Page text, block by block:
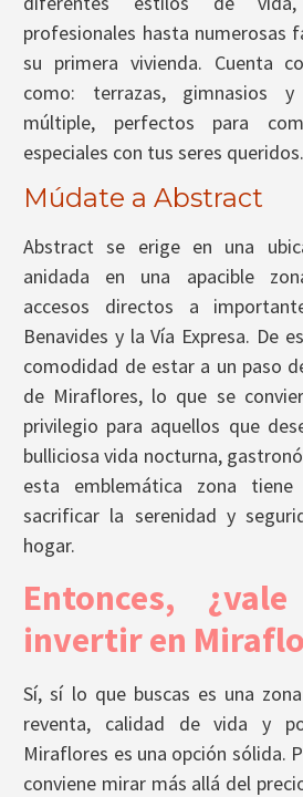
profesionales hasta numerosas
su primera vivienda. Cuenta
como: terrazas, gimnasios
múltiple, perfectos para
especiales con tus seres queridos.
Múdate a Abstract
Abstract se erige en una
anidada en una apacible
accesos directos a
Benavides y la Vía Expresa. De
comodidad de estar a un paso
de Miraflores, lo que se
privilegio para aquellos que
bulliciosa vida nocturna,
esta emblemática zona
sacrificar la serenidad y
hogar.
Entonces,
invertir en
Sí, sí lo que buscas es una
reventa, calidad de vida y
Miraflores es una opción sólida.
conviene mirar más allá del